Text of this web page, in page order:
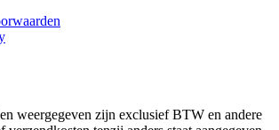
weergegeven zijn exclusief BTW en andere